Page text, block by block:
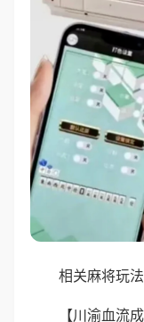
相关麻将玩
【川渝血流